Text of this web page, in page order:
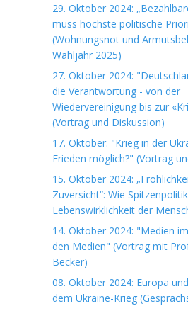
29. Oktober 2024:
muss höchste politische
(Wohnungsnot und
Wahljahr 2025)
27. Oktober 2024:
die Verantwortung - von der
Wiedervereinigung bis zur
(Vortrag und Diskussion)
17. Oktober: "Krieg in der
Frieden möglich?" (Vortrag
15. Oktober 2024:
Zuversicht“: Wie
Lebenswirklichkeit der
14. Oktober 2024: "Medien
den Medien" (Vortrag mit
Becker)
08. Oktober 2024: Europa
dem Ukraine-Krieg